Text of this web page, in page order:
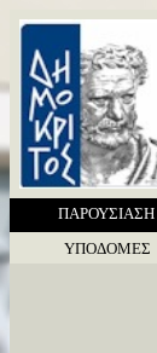
ΠΑΡΟΥΣΙΑΣΗ
ΥΠΟΔΟΜΕΣ